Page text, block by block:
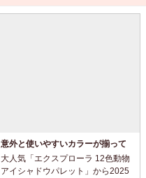
意外と使いやすいカラーが揃って
いる、パーフェクトダイアリーの
動物アイシャドウパレット 虎＆猫
大人気「エクスプローラ 12色動物
アイシャドウパレット」から2025